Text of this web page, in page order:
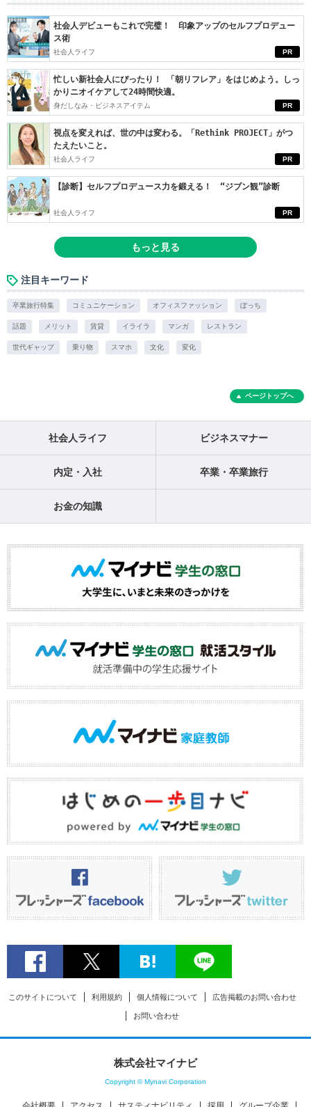
PR
社会人デビューもこれで完璧！ 印象アップのセルフプロデュー
ス術
社会人ライフ
PR
忙しい新社会人にぴったり！ 「朝リフレア」をはじめよう。しっ
かりニオイケアして24時間快適。
身だしなみ・ビジネスアイテム
PR
視点を変えれば、世の中は変わる。「Rethink PROJECT」がつ
たえたいこと。
社会人ライフ
PR
【診断】セルフプロデュース力を鍛える！ “ジブン観”診断
社会人ライフ
もっと見る
注目キーワード
卒業旅行特集 コミュニケーション オフィスファッション ぼっち
話題 メリット 賃貸 イライラ マンガ レストラン
世代ギャップ 乗り物 スマホ 文化 変化
ページトップへ
社会人ライフ ビジネスマナー
内定・入社 卒業・卒業旅行
お金の知識
このサイトについて 利用規約 個人情報について 広告掲載のお問い合わせ
お問い合わせ
株式会社マイナビ
Copyright © Mynavi Corporation